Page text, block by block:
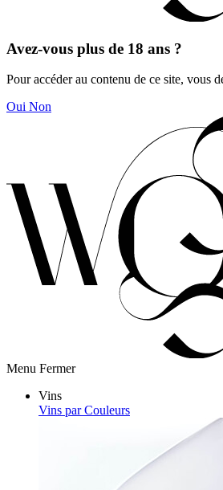
Avez-vous plus de 18 ans ?
Pour accéder au contenu de ce site, vous
Oui Non
Menu Fermer
Vins
Vins par Couleurs